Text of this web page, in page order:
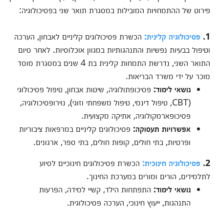
פירוט של ההתמחויות המובילות במסגרת תואר שני בפסיכולוגיה:
1. פסיכולוגיה קלינית: הכשרת פסיכולוגים קליניים לאבחון, הערכה
וטיפול בבעיות נפשיות והתנהגותיות במגוון אוכלוסיות. לאחר סיום
התואר השני, נדרשת התמחות קלינית בת 4 שנים במסגרת מוסד
מוכר על ידי משרד הבריאות.
נושאי לימוד: פסיכופתולוגיה, שיטות אבחון, טיפול פסיכולוגי
(CBT, טיפול דינמי, טיפול משפחתי וזוגי), נוירופסיכולוגיה,
פסיכופארמקולוגיה, אתיקה מקצועית.
אפשרויות תעסוקה: פסיכולוגים קליניים במרפאות ציבוריות
ופרטיות, בתי חולים, קופות חולים, בתי ספר, ארגונים.
2. פסיכולוגיה חינוכית: הכשרת פסיכולוגים חינוכיים לסיוע
לתלמידים, הורים ומורים במערכת החינוך.
נושאי לימוד: התפתחות הילד, קשיי למידה, הפרעות
התנהגות, ייעוץ חינוכי, הערכה פסיכולוגית.